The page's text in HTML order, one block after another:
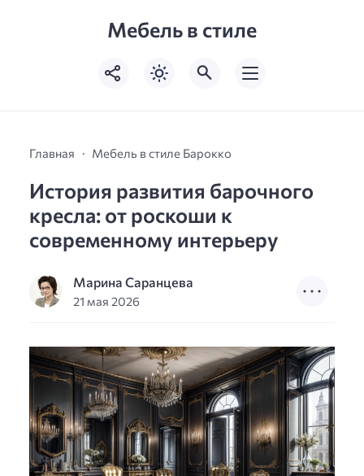
Мебель в стиле
Главная Мебель в стиле Барокко
История развития барочного
кресла: от роскоши к
современному интерьеру
Марина Саранцева
21 мая 2026